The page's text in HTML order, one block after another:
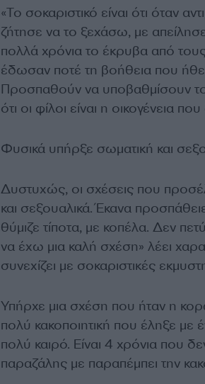
«Το σοκαριστικό είναι ότι όταν
ζήτησε να το ξεχάσω, με
πολλά χρόνια το έκρυβα από
έδωσαν ποτέ τη βοήθεια που
Προσπαθούν να υποβαθμίσουν το
ότι οι φίλοι είναι η οικογένεια
Φυσικά υπήρξε σωματική και
Δυστυχώς, οι σχέσεις που
και σεξουαλικά. Έκανα
θύμιζε τίποτα, με κοπέλα. Δεν
να έχω μια καλή σχέση» λέει
συνεχίζει με σοκαριστικές
Υπήρχε μια σχέση που ήταν η
πολύ κακοποιητική που έληξε
πολύ καιρό. Είναι 4 χρόνια που
παραζάλης με παραπέμπει την